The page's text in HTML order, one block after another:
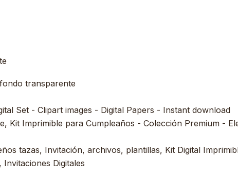
transparente
Set - Clipart images - Digital Papers - Instant download
Kit Imprimible para Cumpleaños - Colección Premium -
tazas, Invitación, archivos, plantillas, Kit Digital
Digitales